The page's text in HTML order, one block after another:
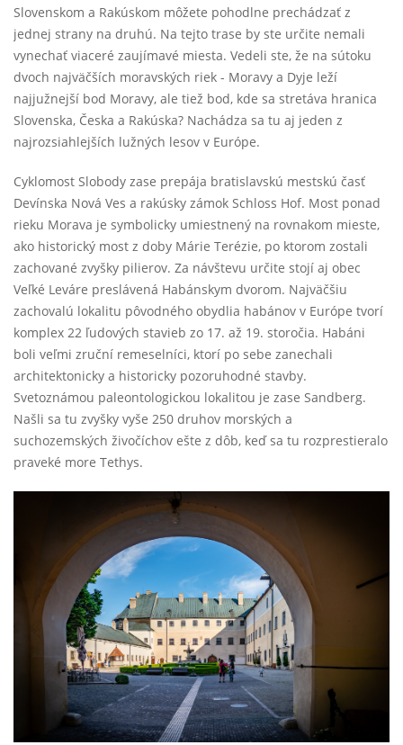
Slovenskom a Rakúskom môžete pohodlne prechádzať z
jednej strany na druhú. Na tejto trase by ste určite nemali
vynechať viaceré zaujímavé miesta. Vedeli ste, že na sútoku
dvoch najväčších moravských riek - Moravy a Dyje leží
najjužnejší bod Moravy, ale tiež bod, kde sa stretáva hranica
Slovenska, Česka a Rakúska? Nachádza sa tu aj jeden z
najrozsiahlejších lužných lesov v Európe.
Cyklomost Slobody zase prepája bratislavskú mestskú časť
Devínska Nová Ves a rakúsky zámok Schloss Hof. Most ponad
rieku Morava je symbolicky umiestnený na rovnakom mieste,
ako historický most z doby Márie Terézie, po ktorom zostali
zachované zvyšky pilierov. Za návštevu určite stojí aj obec
Veľké Leváre preslávená Habánskym dvorom. Najväčšiu
zachovalú lokalitu pôvodného obydlia habánov v Európe tvorí
komplex 22 ľudových stavieb zo 17. až 19. storočia. Habáni
boli veľmi zruční remeselníci, ktorí po sebe zanechali
architektonicky a historicky pozoruhodné stavby.
Svetoznámou paleontologickou lokalitou je zase Sandberg.
Našli sa tu zvyšky vyše 250 druhov morských a
suchozemských živočíchov ešte z dôb, keď sa tu rozprestieralo
praveké more Tethys.